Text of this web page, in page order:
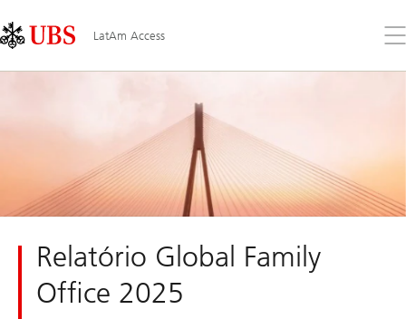
Links
Area
LatAm Access
o
Relatório Global Family
Office 2025